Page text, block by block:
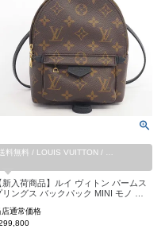
料無料 / LOUIS VUITTON / …
新入荷商品】ルイ ヴィトン パームス
リングス バックパック MINI モノ …
店通常価格